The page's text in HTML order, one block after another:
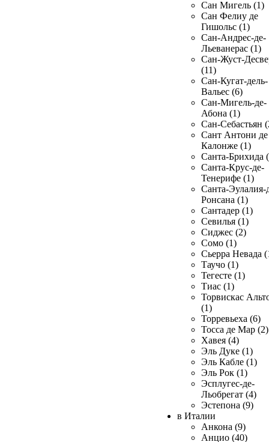
Сан Мигель (1)
Сан Фелиу де
Гишольс (1)
Сан-Андрес-де-
Льеванерас (1)
Сан-Жуст-
(11)
Сан-Кугат-дель-
Вальес (6)
Сан-Мигель-де-
Абона (1)
Сан-Себастьян
Сант Антони де
Калонже (1)
Санта-Брихида
Санта-Крус-де-
Тенерифе (1)
Санта-Эулалия-
Ронсана (1)
Сантадер (1)
Севилья (1)
Сиджес (2)
Сомо (1)
Сьерра Невада
Таучо (1)
Тегесте (1)
Тиас (1)
Торвискас
(1)
Торревьеха (6)
Тосса де Мар (2)
Хавея (4)
Эль Дуке (1)
Эль Кабле (1)
Эль Рок (1)
Эсплугес-де-
Льобрегат (4)
Эстепона (9)
в Италии
Анкона (9)
Анцио (40)